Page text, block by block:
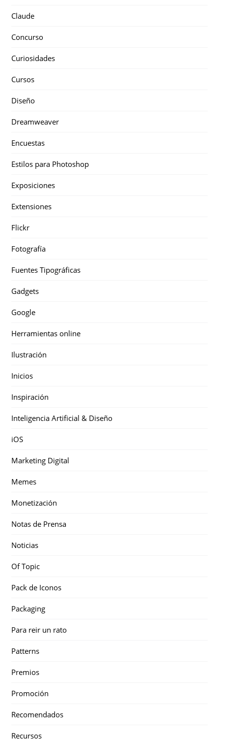
Claude
Concurso
Curiosidades
Cursos
Diseño
Dreamweaver
Encuestas
Estilos para Photoshop
Exposiciones
Extensiones
Flickr
Fotografía
Fuentes Tipográficas
Gadgets
Google
Herramientas online
Ilustración
Inicios
Inspiración
Inteligencia Artificial & Diseño
iOS
Marketing Digital
Memes
Monetización
Notas de Prensa
Noticias
Of Topic
Pack de Iconos
Packaging
Para reir un rato
Patterns
Premios
Promoción
Recomendados
Recursos